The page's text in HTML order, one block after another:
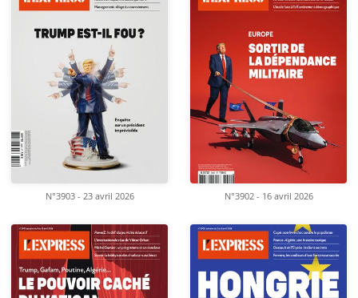
N°3903 - 23 avril 2026 N°3902 - 16 avril 2026